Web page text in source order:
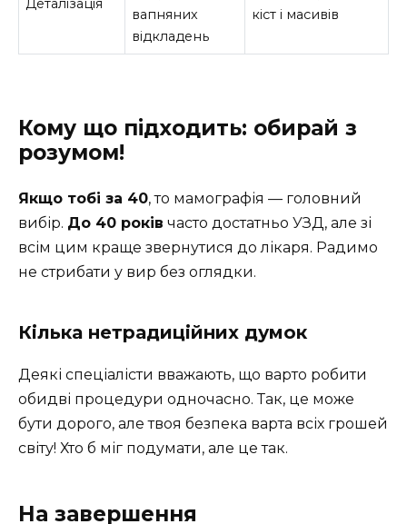
Деталізація
вапняних
відкладень
кіст і масивів
Кому що підходить: обирай з
розумом!
Якщо тобі за 40, то мамографія — головний
вибір. До 40 років часто достатньо УЗД, але зі
всім цим краще звернутися до лікаря. Радимо
не стрибати у вир без оглядки.
Кілька нетрадиційних думок
Деякі спеціалісти вважають, що варто робити
обидві процедури одночасно. Так, це може
бути дорого, але твоя безпека варта всіх грошей
світу! Хто б міг подумати, але це так.
На завершення